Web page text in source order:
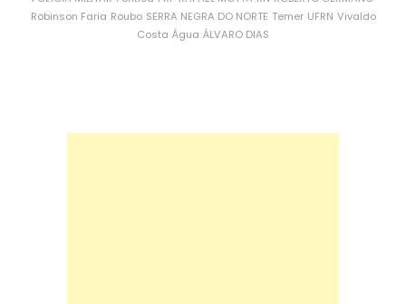
Robinson Faria Roubo SERRA NEGRA DO NORTE Temer UFRN Vivaldo
Costa Água ÁLVARO DIAS